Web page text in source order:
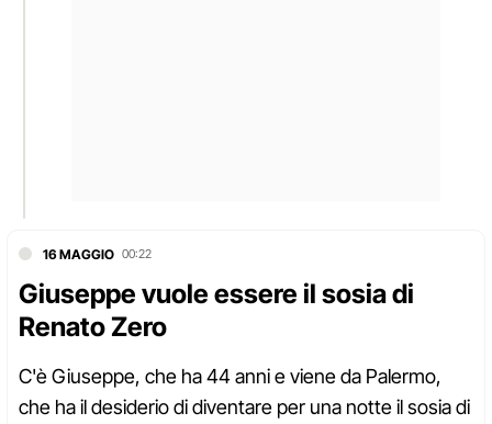
16 MAGGIO 00:22
Giuseppe vuole essere il sosia di
Renato Zero
C'è Giuseppe, che ha 44 anni e viene da Palermo,
che ha il desiderio di diventare per una notte il sosia di